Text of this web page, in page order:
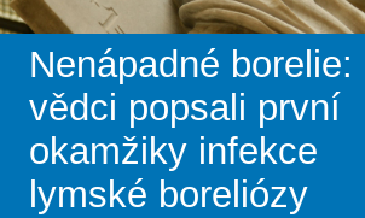
Nenápadné borelie:
vědci popsali první
okamžiky infekce
lymské boreliózy